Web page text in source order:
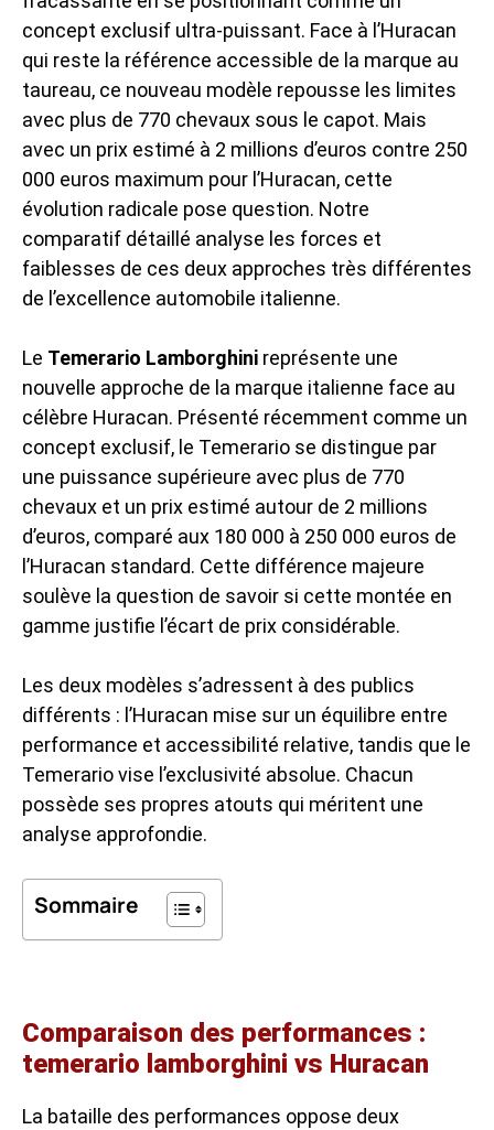
concept exclusif ultra-puissant. Face à l’Huracan
qui reste la référence accessible de la marque au
taureau, ce nouveau modèle repousse les limites
avec plus de 770 chevaux sous le capot. Mais
avec un prix estimé à 2 millions d’euros contre 250
000 euros maximum pour l’Huracan, cette
évolution radicale pose question. Notre
comparatif détaillé analyse les forces et
faiblesses de ces deux approches très différentes
de l’excellence automobile italienne.
Le Temerario Lamborghini représente une
nouvelle approche de la marque italienne face au
célèbre Huracan. Présenté récemment comme un
concept exclusif, le Temerario se distingue par
une puissance supérieure avec plus de 770
chevaux et un prix estimé autour de 2 millions
d’euros, comparé aux 180 000 à 250 000 euros de
l’Huracan standard. Cette différence majeure
soulève la question de savoir si cette montée en
gamme justifie l’écart de prix considérable.
Les deux modèles s’adressent à des publics
différents : l’Huracan mise sur un équilibre entre
performance et accessibilité relative, tandis que le
Temerario vise l’exclusivité absolue. Chacun
possède ses propres atouts qui méritent une
analyse approfondie.
Sommaire
Comparaison des performances :
temerario lamborghini vs Huracan
La bataille des performances oppose deux